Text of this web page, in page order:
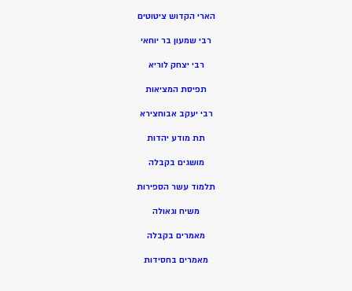
הארי הקדוש ציטוטים
רבי שמעון בר יוחאי
רבי יצחק לוריא
תפיסת המציאות
רבי יעקב אבוחצירא
תת מודע יהדות
מושגים בקבלה
תלמוד עשר הספירות
משיח וגאולה
מאמרים בקבלה
מאמרים בחסידות